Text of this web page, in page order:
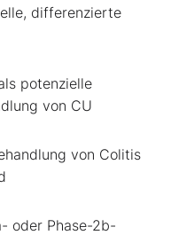
differenzierte
potenzielle
von CU
von Colitis
oder Phase-2b-